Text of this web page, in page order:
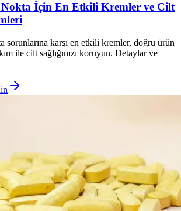
Nokta İçin En Etkili Kremler ve Cilt
sorunlarına karşı en etkili kremler, doğru ürün
ile cilt sağlığınızı koruyun. Detaylar ve